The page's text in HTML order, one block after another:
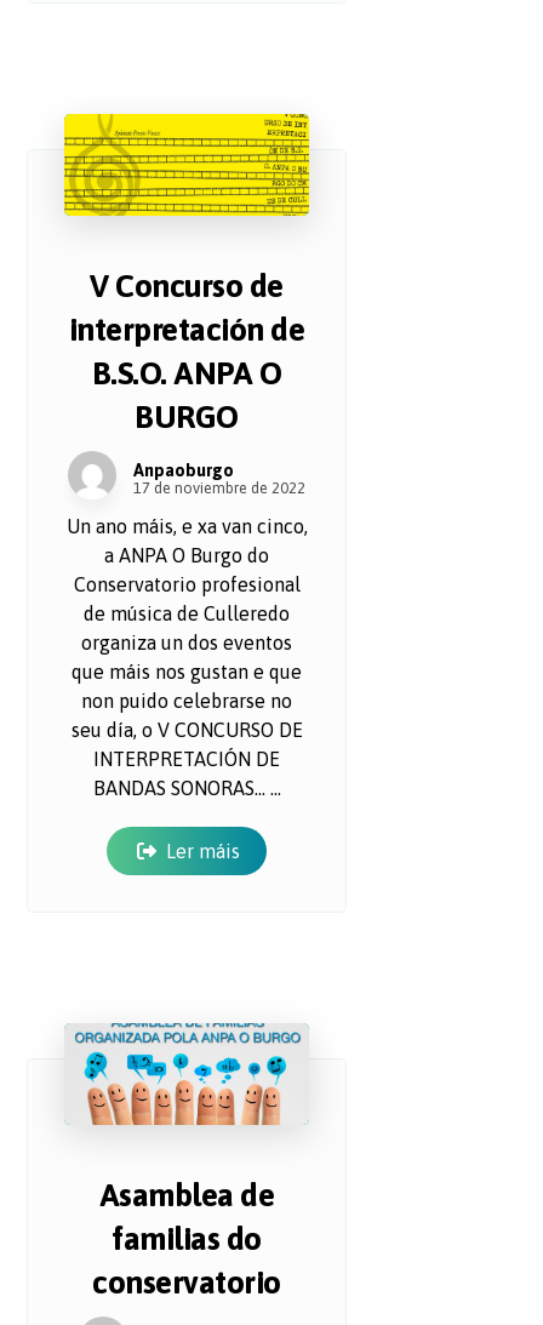
V Concurso de
interpretación de
B.S.O. ANPA O
BURGO
Anpaoburgo
17 de noviembre de 2022
Un ano máis, e xa van cinco,
a ANPA O Burgo do
Conservatorio profesional
de música de Culleredo
organiza un dos eventos
que máis nos gustan e que
non puido celebrarse no
seu día, o V CONCURSO DE
INTERPRETACIÓN DE
BANDAS SONORAS... ...
Ler máis
Asamblea de
familias do
conservatorio